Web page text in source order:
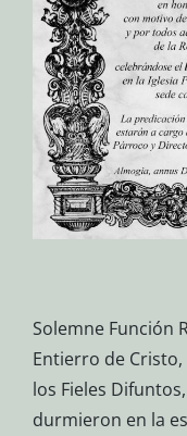
Solemne Función
Entierro de
los Fieles
durmieron en la